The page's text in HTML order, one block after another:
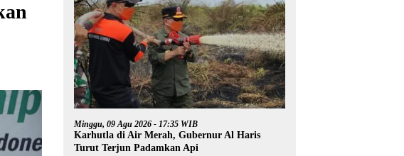
Minggu, 09 Agu 2026 - 17:35 WIB
Karhutla di Air Merah, Gubernur Al Haris
Turut Terjun Padamkan Api